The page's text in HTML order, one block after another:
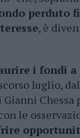
perduto
, è
i fondi
luglio,
le